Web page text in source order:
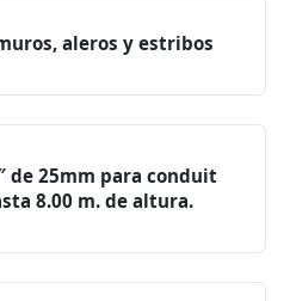
aleros y estribos
de 25mm para conduit
8.00 m. de altura.